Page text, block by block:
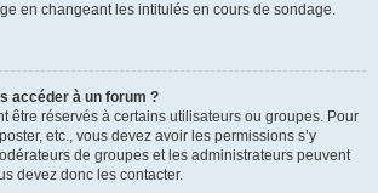
en changeant les intitulés en cours de sondage.
accéder à un forum ?
être réservés à certains utilisateurs ou groupes. Pour
etc., vous devez avoir les permissions s’y
de groupes et les administrateurs peuvent
devez donc les contacter.